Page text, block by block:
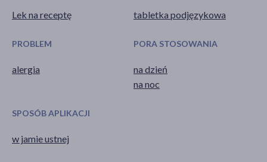
Lek na receptę tabletka podjęzykowa
PROBLEM
alergia
PORA STOSOWANIA
na dzień
na noc
SPOSÓB APLIKACJI
w jamie ustnej